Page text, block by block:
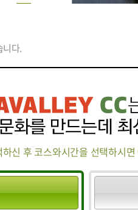
니다.
신 후 코스와시간을 선택하시